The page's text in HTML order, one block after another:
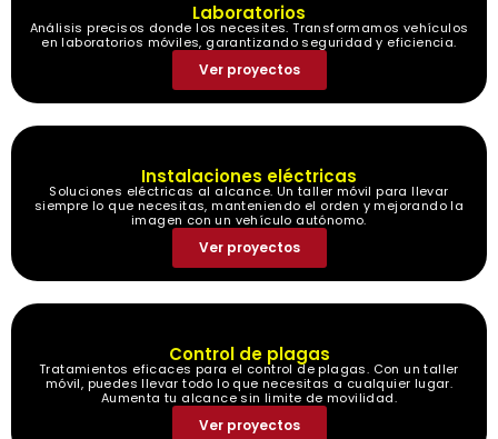
Laboratorios
Análisis precisos donde los necesites. Transformamos vehículos
en laboratorios móviles, garantizando seguridad y eficiencia.
Ver proyectos
Instalaciones eléctricas
Soluciones eléctricas al alcance. Un taller móvil para llevar
siempre lo que necesitas, manteniendo el orden y mejorando la
imagen con un vehículo autónomo.
Ver proyectos
Control de plagas
Tratamientos eficaces para el control de plagas. Con un taller
móvil, puedes llevar todo lo que necesitas a cualquier lugar.
Aumenta tu alcance sin limite de movilidad.
Ver proyectos